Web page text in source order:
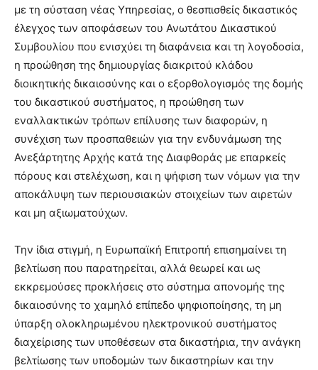
με τη σύσταση νέας Υπηρεσίας, ο θεσπισθείς δικαστικός
έλεγχος των αποφάσεων του Ανωτάτου Δικαστικού
Συμβουλίου που ενισχύει τη διαφάνεια και τη λογοδοσία,
η προώθηση της δημιουργίας διακριτού κλάδου
διοικητικής δικαιοσύνης και ο εξορθολογισμός της δομής
του δικαστικού συστήματος, η προώθηση των
εναλλακτικών τρόπων επίλυσης των διαφορών, η
συνέχιση των προσπαθειών για την ενδυνάμωση της
Ανεξάρτητης Αρχής κατά της Διαφθοράς με επαρκείς
πόρους και στελέχωση, και η ψήφιση των νόμων για την
αποκάλυψη των περιουσιακών στοιχείων των αιρετών
και μη αξιωματούχων.
Την ίδια στιγμή, η Ευρωπαϊκή Επιτροπή επισημαίνει τη
βελτίωση που παρατηρείται, αλλά θεωρεί και ως
εκκρεμούσες προκλήσεις στο σύστημα απονομής της
δικαιοσύνης το χαμηλό επίπεδο ψηφιοποίησης, τη μη
ύπαρξη ολοκληρωμένου ηλεκτρονικού συστήματος
διαχείρισης των υποθέσεων στα δικαστήρια, την ανάγκη
βελτίωσης των υποδομών των δικαστηρίων και την